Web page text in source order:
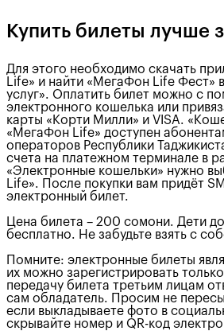
Купить билеты лучше
Для этого необходимо скачать
Life» и найти «МегаФон Life Фест»
услуг». Оплатить билет можно с
электронного кошелька или
карты «Корти Милли» и VISA.
«МегаФон Life» доступен
операторов Республики
счета на платежном терминале в
«Электронные кошельки» нужно
Life». После покупки вам придёт
электронный билет.
Цена билета – 200 сомони. Дети
бесплатно. Не забудьте взять с
Помните: электронные билеты
их можно зарегистрировать
передачу билета третьим лицам
сам обладатель. Просим не
если выкладываете фото в
скрывайте номер и QR-код